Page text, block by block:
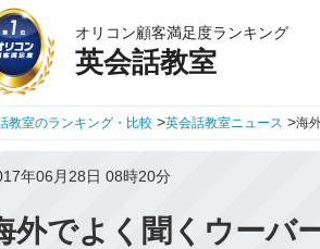
オリコン顧客満足度ランキング
英会話教室
教室のランキング・比較 >英会話教室ニュース >海
年06月28日 08時20分
外でよく聞くウーバ